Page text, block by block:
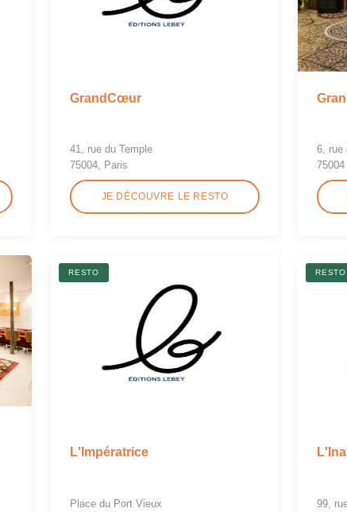
GrandCœur
41, rue du Temple
75004, Paris
JE DÉCOUVRE LE RESTO
6, rue
RESTO
L'Impératrice
Place du Port Vieux
RESTO
99,